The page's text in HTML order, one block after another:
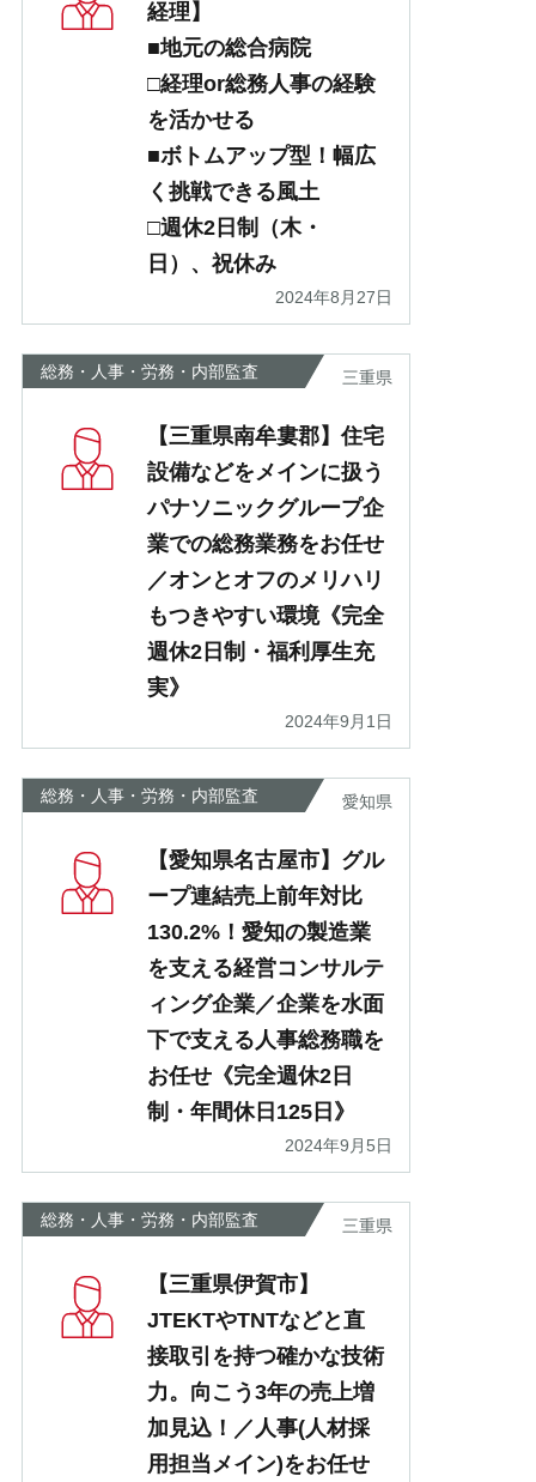
経理】
■地元の総合病院
□経理or総務人事の経験
を活かせる
■ボトムアップ型！幅広
く挑戦できる風土
□週休2日制（木・
日）、祝休み
2024年8月27日
総務・人事・労務・内部監査 三重県
【三重県南牟婁郡】住宅
設備などをメインに扱う
パナソニックグループ企
業での総務業務をお任せ
／オンとオフのメリハリ
もつきやすい環境《完全
週休2日制・福利厚生充
実》
2024年9月1日
総務・人事・労務・内部監査 愛知県
【愛知県名古屋市】グル
ープ連結売上前年対比
130.2%！愛知の製造業
を支える経営コンサルテ
ィング企業／企業を水面
下で支える人事総務職を
お任せ《完全週休2日
制・年間休日125日》
2024年9月5日
総務・人事・労務・内部監査 三重県
【三重県伊賀市】
JTEKTやTNTなどと直
接取引を持つ確かな技術
力。向こう3年の売上増
加見込！／人事(人材採
用担当メイン)をお任せ